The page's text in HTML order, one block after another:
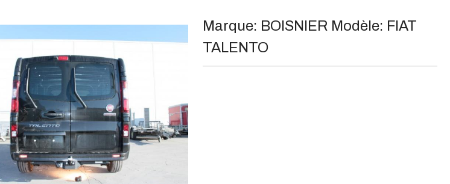
Marque: BOISNIER Modèle: FIAT
TALENTO